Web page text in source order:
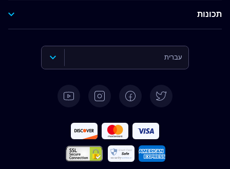
תכונות
עברית
Deutsch
Español
Français